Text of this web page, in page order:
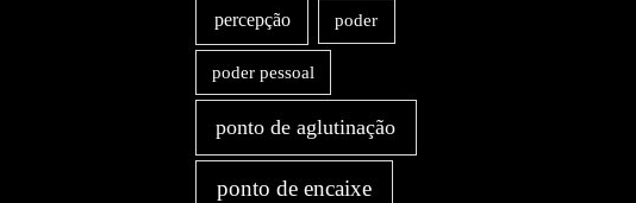
percepção poder
poder pessoal
ponto de aglutinação
ponto de encaixe